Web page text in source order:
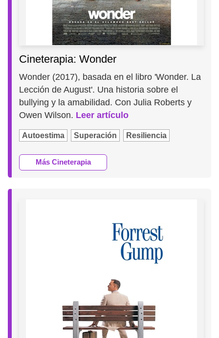
Cineterapia: Wonder
Wonder (2017), basada en el libro 'Wonder. La
Lección de August'. Una historia sobre el
bullying y la amabilidad. Con Julia Roberts y
Owen Wilson. Leer artículo
Autoestima Superación Resiliencia
Más Cineterapia